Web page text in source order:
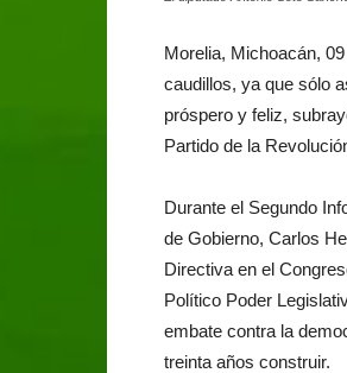
Morelia, Michoacán,
caudillos, ya que sólo
próspero y feliz,
Partido de la
Durante el Segundo
de Gobierno, Carlos
Directiva en el
Político Poder
embate contra la
treinta años construir.